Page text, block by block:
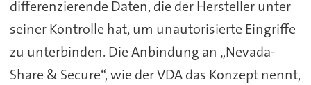
differenzierende Daten, die der Hersteller unter
seiner Kontrolle hat, um unautorisierte Eingriffe
zu unterbinden. Die Anbindung an „Nevada-
Share & Secure“, wie der VDA das Konzept nennt,